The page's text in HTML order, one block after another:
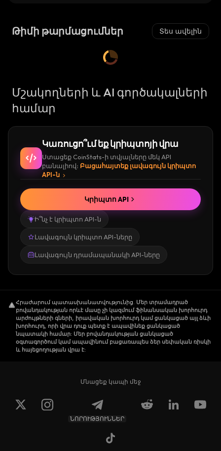
Թիմի թարմացումներ Տես ավելին
Մշակողների և AI գործակալների
համար
Կառուցո՞ւմ եք կրիպտոյի վրա
Ստացեք CoinStats-ի տվյալները մեկ API
բանալիով։ Բացահայտեք լավագույն կրիպտո
API-ն
Ի՞նչ է կրիպտո API-ն
Լավագույն կրիպտո API-ները
Լավագույն դրամապանակի API-ները
Կրիպտո API
Հրաժարում պատասխանատվությունից. Մեր տրամադրած
բովանդակության որևէ մասը չի կազմում ֆինանսական խորհուրդ
արժույթների գների, իրավական խորհուրդ կամ ցանկացած այլ ձևի
խորհուրդ, որի վրա դուք պետք է ապավինեք ցանկացած
նպատակի համար: Մեր բովանդակության ցանկացած
օգտագործում կամ ապավինում բացառապես ձեր սեփական ռիսկի
և հայեցողության վրա է:
Մնացեք կապի մեջ
ՆՈՐՈՒԹՅՈՒՆՆԵՐ